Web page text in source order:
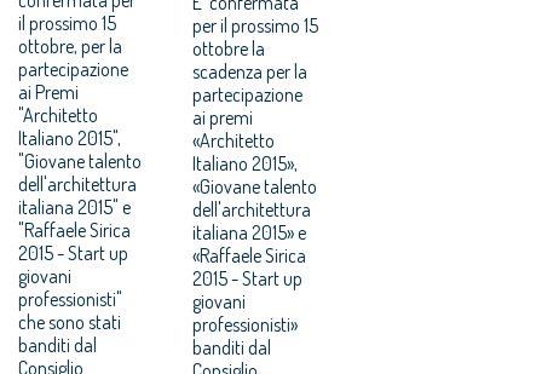
il prossimo 15
ottobre, per la
partecipazione
ai Premi
"Architetto
Italiano 2015",
"Giovane talento
dell'architettura
italiana 2015" e
"Raffaele Sirica
2015 - Start up
giovani
professionisti"
che sono stati
banditi dal
Consiglio
per il prossimo 15
ottobre la
scadenza per la
partecipazione
ai premi
«Architetto
Italiano 2015»,
«Giovane talento
dell'architettura
italiana 2015» e
«Raffaele Sirica
2015 - Start up
giovani
professionisti»
banditi dal